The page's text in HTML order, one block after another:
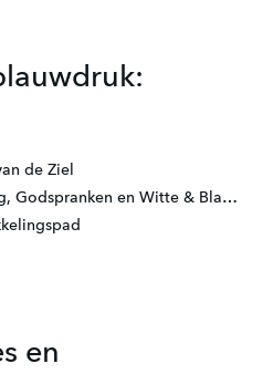
de Ziel
5.2 Sferen van Bescherming, Godspranken en Witte & Blauwe Lichten
en